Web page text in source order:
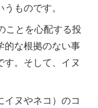
ものです。
ことを心配する投
的な根拠のない事
。そして、イヌ
ヌやネコ）のコ